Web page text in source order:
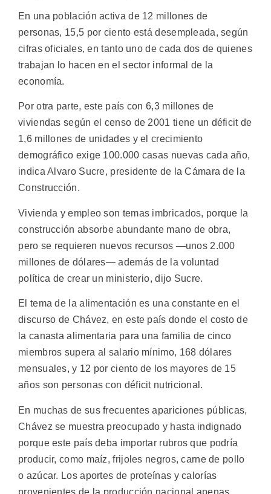
En una población activa de 12 millones de
personas, 15,5 por ciento está desempleada, según
cifras oficiales, en tanto uno de cada dos de quienes
trabajan lo hacen en el sector informal de la
economía.
Por otra parte, este país con 6,3 millones de
viviendas según el censo de 2001 tiene un déficit de
1,6 millones de unidades y el crecimiento
demográfico exige 100.000 casas nuevas cada año,
indica Alvaro Sucre, presidente de la Cámara de la
Construcción.
Vivienda y empleo son temas imbricados, porque la
construcción absorbe abundante mano de obra,
pero se requieren nuevos recursos —unos 2.000
millones de dólares— además de la voluntad
política de crear un ministerio, dijo Sucre.
El tema de la alimentación es una constante en el
discurso de Chávez, en este país donde el costo de
la canasta alimentaria para una familia de cinco
miembros supera al salario mínimo, 168 dólares
mensuales, y 12 por ciento de los mayores de 15
años son personas con déficit nutricional.
En muchas de sus frecuentes apariciones públicas,
Chávez se muestra preocupado y hasta indignado
porque este país deba importar rubros que podría
producir, como maíz, frijoles negros, carne de pollo
o azúcar. Los aportes de proteínas y calorías
provenientes de la producción nacional apenas